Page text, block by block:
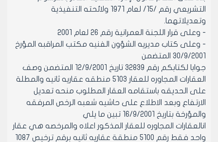
التشريعي رقم /15/ لعام 1971 ولائحته التنفيذية
وتعديلاتهما.
- وعلى قرار اللجنة العمرانية رقم 26 لعام 2001
- وعلى كتاب مديريه الشؤون الفنيه مكتب المراقبه المؤرخ
30/9/2001 المتضمن
جوابا لكتابكم رقم 32839 تاريخ 12/9/2001 المتضمن وصف
العقارات المجاوره للعقار 5103 منطقه عقاريه ثانيه والمطلة
على الحديقه باستقامه العقار المطلوب منحه تعديل
الارتفاع وبعد الاطلاع على حاشيه شعبه الرخص المرفقه
والمؤرخة بتاريخ 16/9/2001 تبين ما يلي
انالعقارات المجاوره للعقار المذكور اعلاه والمرخصه هي عقار
واحد فقط رقم 5100 منطقة عقاريه ثانيه برقم ترخيص 1087